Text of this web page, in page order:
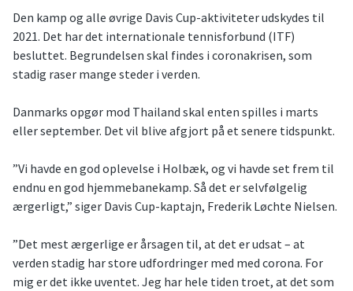
Den kamp og alle øvrige Davis Cup-aktiviteter udskydes til
2021. Det har det internationale tennisforbund (ITF)
besluttet. Begrundelsen skal findes i coronakrisen, som
stadig raser mange steder i verden.
Danmarks opgør mod Thailand skal enten spilles i marts
eller september. Det vil blive afgjort på et senere tidspunkt.
”Vi havde en god oplevelse i Holbæk, og vi havde set frem til
endnu en god hjemmebanekamp. Så det er selvfølgelig
ærgerligt,” siger Davis Cup-kaptajn, Frederik Løchte Nielsen.
”Det mest ærgerlige er årsagen til, at det er udsat – at
verden stadig har store udfordringer med med corona. For
mig er det ikke uventet. Jeg har hele tiden troet, at det som